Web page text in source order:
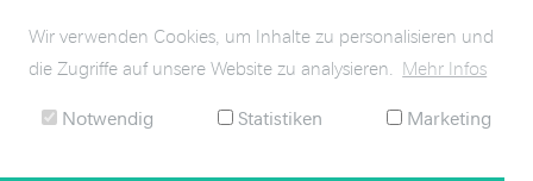
#HDIvoices – Einblicke in das Corporate Influencer
Programm der HDI Group.
Wir verwenden Cookies, um Inhalte zu personalisieren und
die Zugriffe auf unsere Website zu analysieren.
Mehr Infos
Notwendig Statistiken Marketing